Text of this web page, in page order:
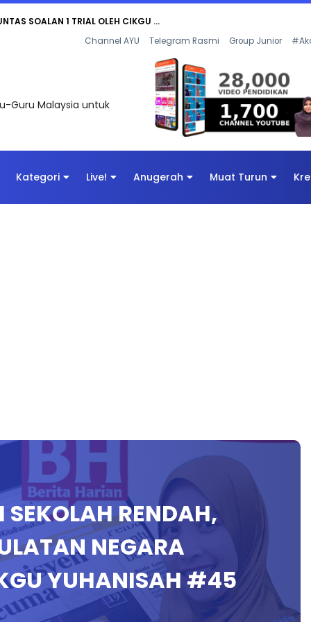
DIGITAL PENYELAMAT DUNIA
Channel AYU Telegram Rasmi Group Junior
Guru Malaysia untuk
Kategori Live! Anugerah Muat Turun
RENDAH,
NEGARA
YUHANISAH #45